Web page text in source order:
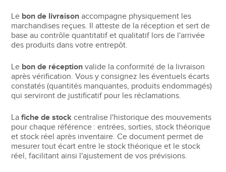
Le bon de livraison accompagne physiquement les
marchandises reçues. Il atteste de la réception et sert de
base au contrôle quantitatif et qualitatif lors de l'arrivée
des produits dans votre entrepôt.
Le bon de réception valide la conformité de la livraison
après vérification. Vous y consignez les éventuels écarts
constatés (quantités manquantes, produits endommagés)
qui serviront de justificatif pour les réclamations.
Lafiche de stock centralise l'historique des mouvements
pour chaque référence : entrées, sorties, stock théorique
et stock réel après inventaire. Ce document permet de
mesurer tout écart entre le stock théorique et le stock
réel, facilitant ainsi l'ajustement de vos prévisions.